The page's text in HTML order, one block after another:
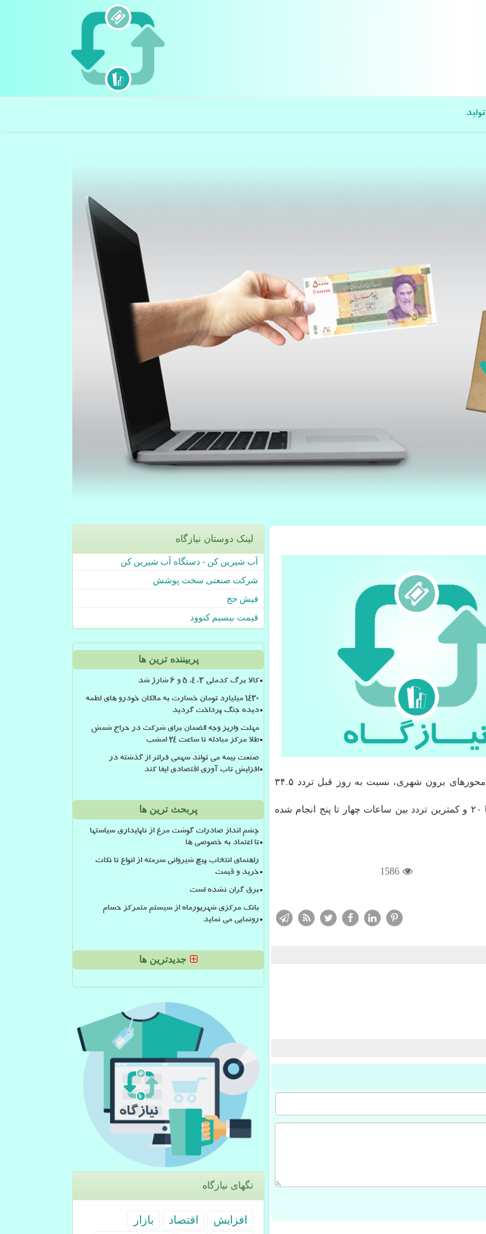
تولید
در شبانه روز گذشته، برپایه آخرین اطلاعات دریافتی از ۲ هزار و ۲۲۳ ترددشمار فعال در محورهای برون شهری، نسبت به روز قبل تردد ۳۴.۵
همچنین سهم وسایل نقلیه سنگین از این ترددها ۷.۱ درصد است. اوج تردد بین ساعات ۱۹ تا ۲۰ و کمترین تردد بین ساعات چهار تا پنج انجام شده
1586
لینک دوستان نیازگاه
آب شیرین کن - دستگاه آب شیرین کن
شرکت صنعتی سخت پوشش
فیش حج
قیمت بیسیم کنوود
پربیننده ترین ها
کالا برگ کدملی 3، 4، 5 و 6 شارژ شد
۱۴۳۰ میلیارد تومان خسارت به مالکان خودرو های لطمه
دیده جنگ پرداخت گردید
مهلت واریز وجه الضمان برای شرکت در حراج شمش
طلا مرکز مبادله تا ساعت ۲۴ امشب
صنعت بیمه می تواند سهمی فراتر از گذشته در
افزایش تاب آوری اقتصادی ایفا کند
پربحث ترین ها
چشم انداز صادرات گوشت مرغ از ناپایداری سیاستها
تا اعتماد به خصوصی ها
راهنمای انتخاب پیچ شیروانی سرمته از انواع تا نکات
خرید و قیمت
برق گران نشده است
بانک مرکزی شهریورماه از سیستم متمرکز حسام
رونمایی می نماید
جدیدترین ها
تگهای نیازگاه
افزایش اقتصاد بازار